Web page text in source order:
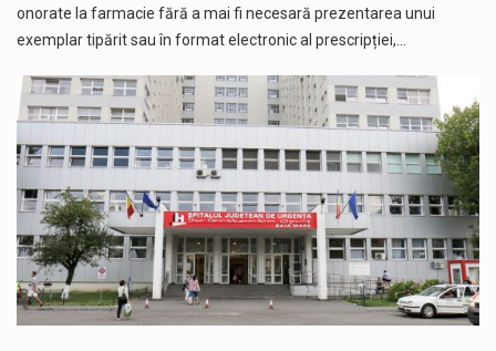
onorate la farmacie fără a mai fi necesară prezentarea unui
exemplar tipărit sau în format electronic al prescripției,…